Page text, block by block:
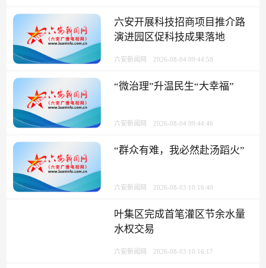
六安开展科技招商项目推介路
演进园区促科技成果落地
六安新闻网 2026-08-04 09:44:58
“微治理”升温民生“大幸福”
六安新闻网 2026-08-04 09:44:46
“群众有难，我必然赴汤蹈火”
六安新闻网 2026-08-03 10:16:40
叶集区完成首笔灌区节余水量
水权交易
六安新闻网 2026-08-03 10:16:17